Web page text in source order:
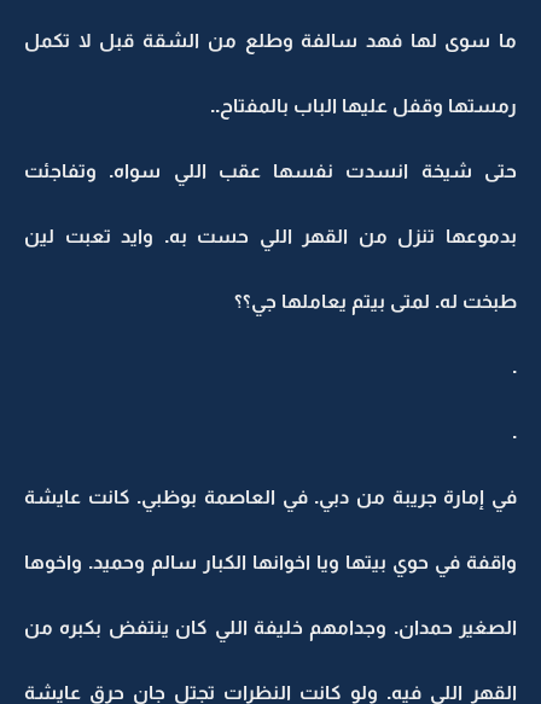
ما سوى لها فهد سالفة وطلع من الشقة قبل لا تكمل
رمستها وقفل عليها الباب بالمفتاح..
حتى شيخة انسدت نفسها عقب اللي سواه. وتفاجئت
بدموعها تنزل من القهر اللي حست به. وايد تعبت لين
طبخت له. لمتى بيتم يعاملها جي؟؟
.
.
في إمارة جريبة من دبي. في العاصمة بوظبي. كانت عايشة
واقفة في حوي بيتها ويا اخوانها الكبار سالم وحميد. واخوها
الصغير حمدان. وجدامهم خليفة اللي كان ينتفض بكبره من
القهر اللي فيه. ولو كانت النظرات تجتل جان حرق عايشة